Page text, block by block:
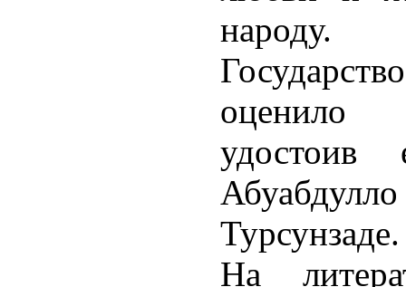
народу.
оценило
удостоив
Турсунзаде.
На